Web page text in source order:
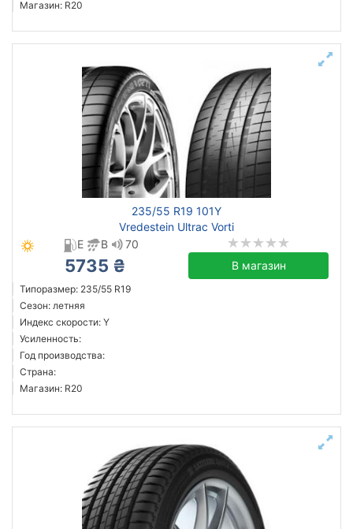
Магазин: R20
235/55 R19 101Y
Vredestein Ultrac Vorti
E
B 70
5735 ₴ В магазин
Типоразмер: 235/55 R19
Сезон: летняя
Индекс скорости: Y
Усиленность:
Год производства:
Страна:
Магазин: R20